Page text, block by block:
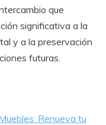
que
significativa a la
y a la preservación
futuras.
Renueva tu